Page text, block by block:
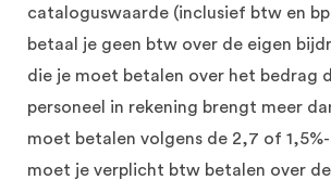
cataloguswaarde (inclusief btw en
betaal je geen btw over de eigen
die je moet betalen over het bedrag
personeel in rekening brengt meer
moet betalen volgens de 2,7 of
moet je verplicht btw betalen over